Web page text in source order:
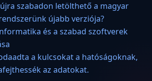
szabadon letölthető a magyar
újabb verziója?
és a szabad szoftverek
a kulcsokat a hatóságoknak,
az adatokat.